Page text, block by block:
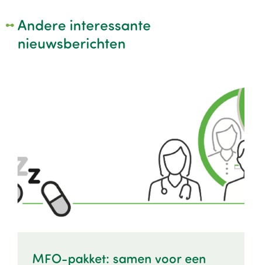
Andere interessante
nieuwsberichten
MFO-pakket: samen voor een